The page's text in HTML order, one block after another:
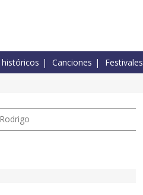
Canciones Festivales